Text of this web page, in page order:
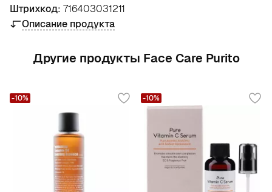
Штрихкод: 716403031211
Описание продукта
Другие продукты Face Care Purito
-10% -10%